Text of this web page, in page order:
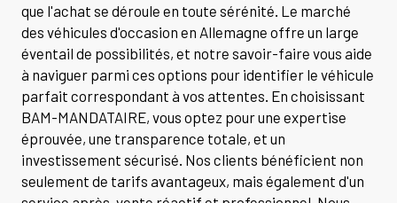
que l'achat se déroule en toute sérénité. Le marché
des véhicules d'occasion en Allemagne offre un large
éventail de possibilités, et notre savoir-faire vous aide
à naviguer parmi ces options pour identifier le véhicule
parfait correspondant à vos attentes. En choisissant
BAM-MANDATAIRE, vous optez pour une expertise
éprouvée, une transparence totale, et un
investissement sécurisé. Nos clients bénéficient non
seulement de tarifs avantageux, mais également d'un